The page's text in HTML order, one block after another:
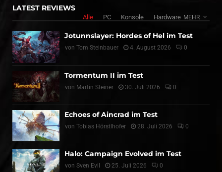
LATEST REVIEWS
Alle PC Konsole Hardware MEHR
Jotunnslayer: Hordes of Hel im Test
von Tom Steinbauer 4. August 2026 0
Tormentum II im Test
von Martin Steiner 30. Juli 2026 0
Echoes of Aincrad im Test
von Tobias Hörstlhofer 28. Juli 2026 0
Halo: Campaign Evolved im Test
von Sven Evil 25. Juli 2026 0